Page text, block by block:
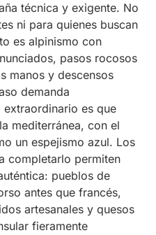
técnica y exigente. No
ni para quienes buscan
es alpinismo con
pasos rocosos
manos y descensos
demanda
es que
mediterránea, con el
un espejismo azul. Los
completarlo permiten
pueblos de
antes que francés,
artesanales y quesos
fieramente